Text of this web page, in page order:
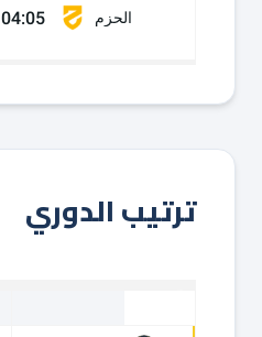
الحزم 04:05 م
ترتيب الدوري